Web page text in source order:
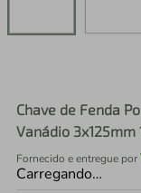
Chave de Fenda
Vanádio 3x125mm
Fornecido e entregue por
Carregando…